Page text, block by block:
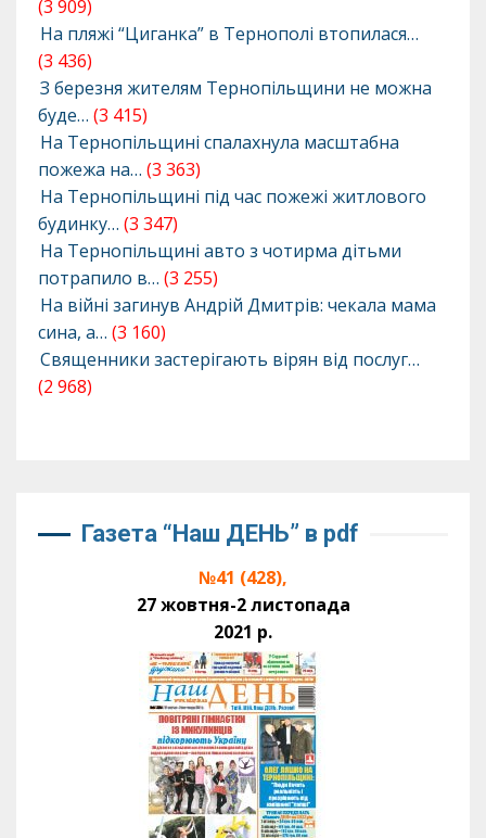
(3 909)
На пляжі “Циганка” в Тернополі втопилася…
(3 436)
З березня жителям Тернопільщини не можна
буде… (3 415)
На Тернопільщині спалахнула масштабна
пожежа на… (3 363)
На Тернопільщині під час пожежі житлового
будинку… (3 347)
На Тернопільщині авто з чотирма дітьми
потрапило в… (3 255)
На війні загинув Андрій Дмитрів: чекала мама
сина, а… (3 160)
Священники застерігають вірян від послуг…
(2 968)
Газета “Наш ДЕНЬ” в pdf
№41 (428),
27 жовтня-2 листопада
2021 р.